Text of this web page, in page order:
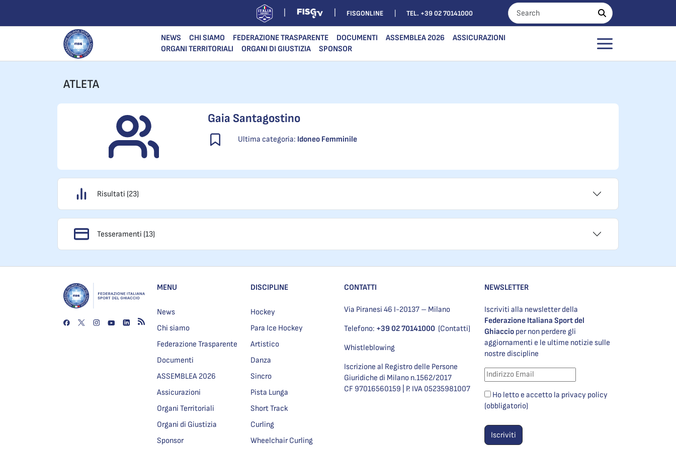
FISGONLINE TEL. +39 02 70141000
NEWS CHI SIAMO FEDERAZIONE TRASPARENTE DOCUMENTI ASSEMBLEA 2026
ASSICURAZIONI
ORGANI TERRITORIALI
ORGANI DI GIUSTIZIA SPONSOR
ATLETA
Gaia Santagostino
Ultima categoria: Idoneo Femminile
Risultati (23)
Tesseramenti (13)
MENU
News
Chi siamo
Federazione Trasparente
Documenti
ASSEMBLEA 2026
Assicurazioni
Organi Territoriali
Organi di Giustizia
Sponsor
DISCIPLINE
Hockey
Para Ice Hockey
Artistico
Danza
Sincro
Pista Lunga
Short Track
Curling
Wheelchair Curling
CONTATTI
Via Piranesi 46 I-20137 – Milano
Telefono: +39 02 70141000 (Contatti)
Whistleblowing
Iscrizione al Registro delle Persone
Giuridiche di Milano n.1562/2017
CF 97016560159 | P. IVA 05235981007
NEWSLETTER
Iscriviti alla newsletter della
Federazione Italiana Sport del
Ghiaccio per non perdere gli
aggiornamenti e le ultime notizie sulle
nostre discipline
Ho letto e accetto la privacy policy
(obbligatorio)